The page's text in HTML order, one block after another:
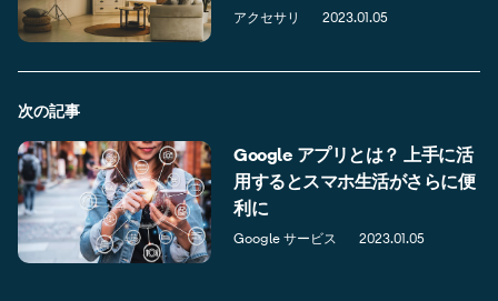
アクセサリ 2023.01.05
次の記事
Google アプリとは？ 上手に活
用するとスマホ生活がさらに便
利に
Google サービス 2023.01.05